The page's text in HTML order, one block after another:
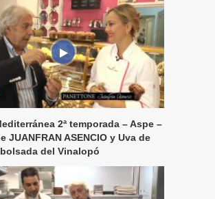
2ª temporada – Aspe –
JUANFRAN ASENCIO y Uva de
del Vinalopó